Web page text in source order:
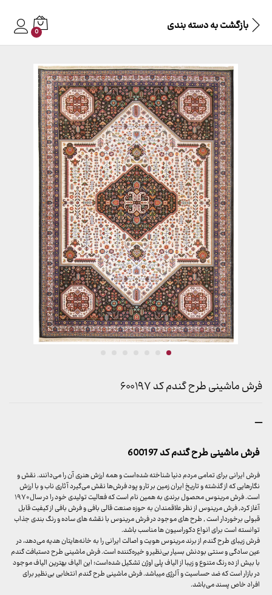
بازگشت بهدسته بندی 0
فرش ماشینی طرح گندم کد ۶۰۰۱۹۷
–محدوده
899,000 تومان
تا
23,999,000 تومان
فرش ماشینی طرح گندم کد 600197
فرش ایرانی برای تمامی مردم دنیا شناخته شده‌است و همه ارزش هنری آن را می‌دانند. نقش و
نگارهایی که از گذشته و تاریخ ایران زمین بر تار و پود فرش‌ها نقش می‌گیرد آثاری ناب و با ارزش
است. فرش مرینوس محصول برندی به همین نام است که فعالیت تولیدی خود را در سال ۱۹۷۰
آغاز کرد, فرش مرینوس از نظر علاقمندان به حوزه صنعت قالی بافی و فرش بافی از کیفیت قابل
قبولی برخوردار است , طرح های موجود در فرش مرینوس با نقشه های ساده و رنگ بندی جذاب
توانسته است برای انواع دکوراسیون ها مناسب باشد.
فرش زیبای طرح گندم از برند مرینوس هویت و اصالت ایرانی را به خانه‌هایتان هدیه می‌دهد، در
عین سادگی و سنتی بودنش بسیار بی‌نظیر و خیره‌کننده است. فرش ماشینی طرح دستبافت گندم
با بیش از ده رنگ متنوع و زیبا از الیاف پلی اوژن تشکیل شده‌است؛ این الیاف بهترین الیاف موجود
در بازار است که ضد حساسیت و آلرژی میباشد. فرش ماشینی طرح گندم انتخابی بی‌نظیر برای
افراد خاص پسند می‌باشد.